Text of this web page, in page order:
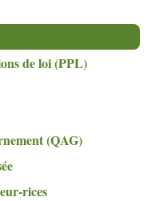
de loi (PPL)
(QAG)
rices